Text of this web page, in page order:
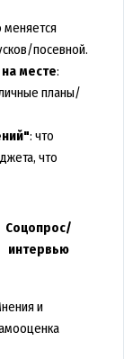
меняется
посевной.
месте:
планы/
: что
что
Соцопрос/
интервью
и